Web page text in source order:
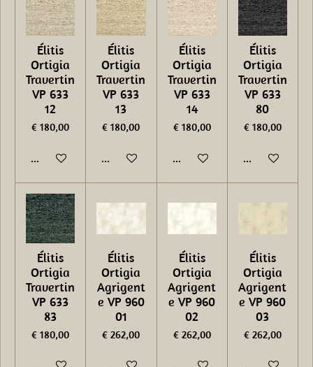
Élitis
Ortigia
Travertin
VP 633
12
€ 180,00
In winkelwagen
Élitis
Ortigia
Travertin
VP 633
13
€ 180,00
In winkelwagen
Élitis
Ortigia
Travertin
VP 633
14
€ 180,00
In winkelwagen
Élitis
Ortigia
Travertin
VP 633
80
€ 180,00
In
Élitis
Ortigia
Travertin
VP 633
83
€ 180,00
Élitis
Ortigia
Agrigent
e VP 960
01
€ 262,00
Élitis
Ortigia
Agrigent
e VP 960
02
€ 262,00
Élitis
Ortigia
Agrigent
e VP 960
03
€ 262,00